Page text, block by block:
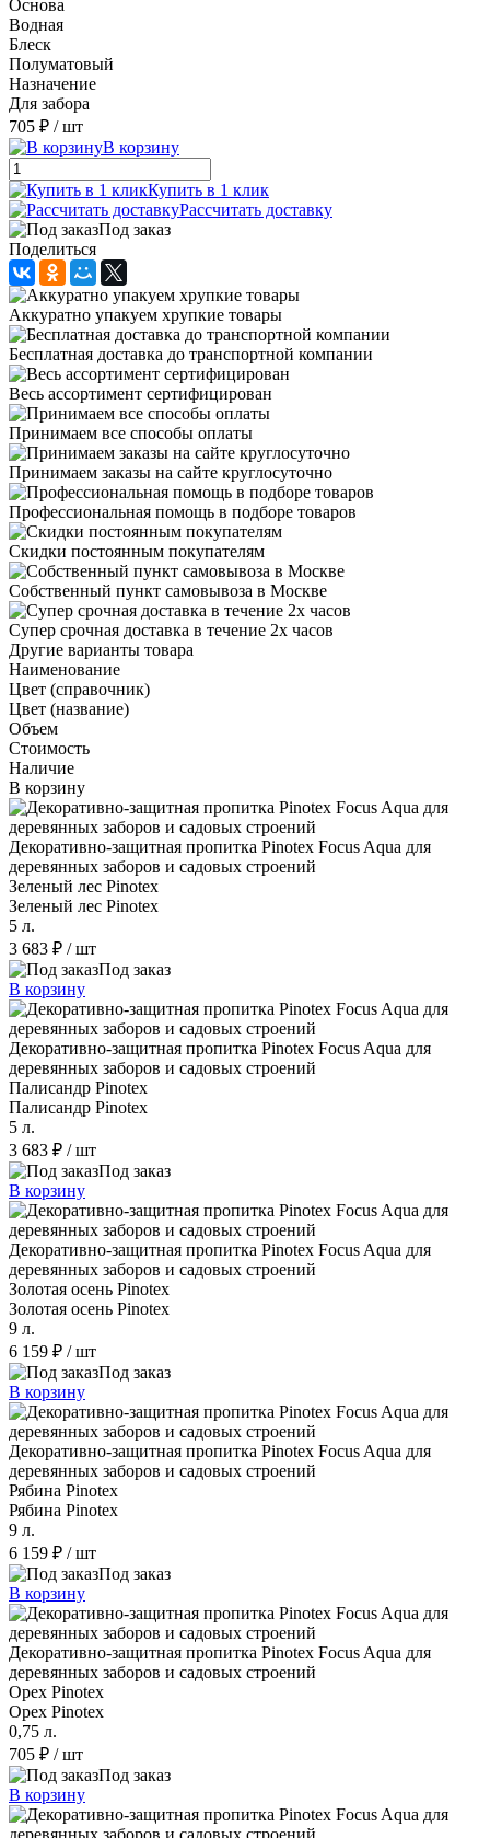
Основа
Водная
Блеск
Полуматовый
Назначение
Для забора
705 ₽ / шт
В корзину
Купить в 1 клик
Рассчитать доставку
Под заказ
Поделиться
Аккуратно упакуем хрупкие товары
Бесплатная доставка до транспортной компании
Весь ассортимент сертифицирован
Принимаем все способы оплаты
Принимаем заказы на сайте круглосуточно
Профессиональная помощь в подборе товаров
Скидки постоянным покупателям
Собственный пункт самовывоза в Москве
Супер срочная доставка в течение 2х часов
Другие варианты товара
Наименование
Цвет (справочник)
Цвет (название)
Объем
Стоимость
Наличие
В корзину
Декоративно-защитная пропитка Pinotex Focus Aqua для
деревянных заборов и садовых строений
Зеленый лес Pinotex
Зеленый лес Pinotex
5 л.
3 683 ₽ / шт
Под заказ
В корзину
Декоративно-защитная пропитка Pinotex Focus Aqua для
деревянных заборов и садовых строений
Палисандр Pinotex
Палисандр Pinotex
5 л.
3 683 ₽ / шт
Под заказ
В корзину
Декоративно-защитная пропитка Pinotex Focus Aqua для
деревянных заборов и садовых строений
Золотая осень Pinotex
Золотая осень Pinotex
9 л.
6 159 ₽ / шт
Под заказ
В корзину
Декоративно-защитная пропитка Pinotex Focus Aqua для
деревянных заборов и садовых строений
Рябина Pinotex
Рябина Pinotex
9 л.
6 159 ₽ / шт
Под заказ
В корзину
Декоративно-защитная пропитка Pinotex Focus Aqua для
деревянных заборов и садовых строений
Орех Pinotex
Орех Pinotex
0,75 л.
705 ₽ / шт
Под заказ
В корзину